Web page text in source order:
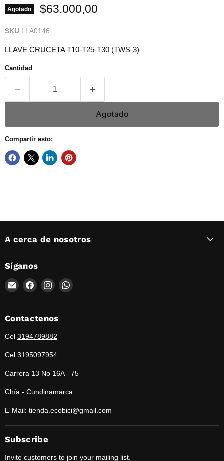
Agotado Precio actual
$63.000,00
SKU LLA0146
LLAVE CRUCETA T10-T25-T30 (TWS-3)
Cantidad
Agotado
Compartir esto:
A cerca de nosotros
Síganos
Encuéntrenos
Correo
electrónico
Encuéntrenos
Facebook
Encuéntrenos
Instagram
Encuéntrenos
WhatsApp
Contactenos
Cel 3194789882
Cel 3195097954
Carrera 13 No 16A - 75
Chía - Cundinamarca
E-Mail: tienda.ecobici@gmail.com
Subscribe
Invite customers to join your mailing list.